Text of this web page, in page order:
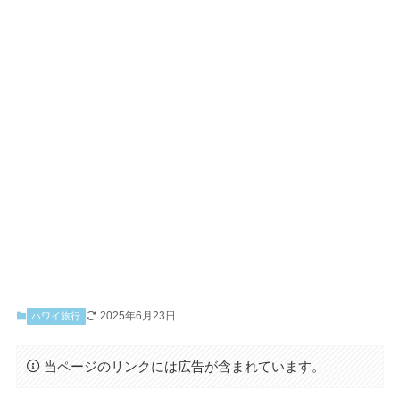
ハワイ旅行 2025年6月23日
当ページのリンクには広告が含まれています。